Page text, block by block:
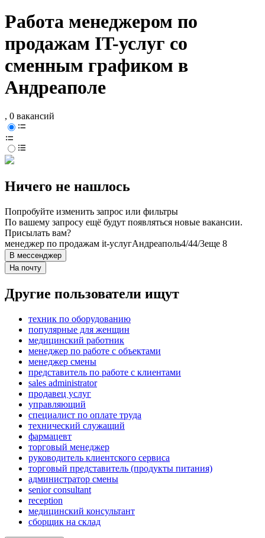
Работа менеджером по
продажам IT-услуг со
сменным графиком в
Андреаполе
, 0 вакансий
Ничего не нашлось
Попробуйте изменить запрос или фильтры
По вашему запросу ещё будут появляться новые вакансии.
Присылать вам?
менеджер по продажам it-услугАндреаполь4/44/3еще 8
В мессенджер
На почту
Другие пользователи ищут
техник по оборудованию
популярные для женщин
медицинский работник
менеджер по работе с объектами
менеджер смены
представитель по работе с клиентами
sales administrator
продавец услуг
управляющий
специалист по оплате труда
технический служащий
фармацевт
торговый менеджер
руководитель клиентского сервиса
торговый представитель (продукты питания)
администратор смены
senior consultant
reception
медицинский консультант
сборщик на склад